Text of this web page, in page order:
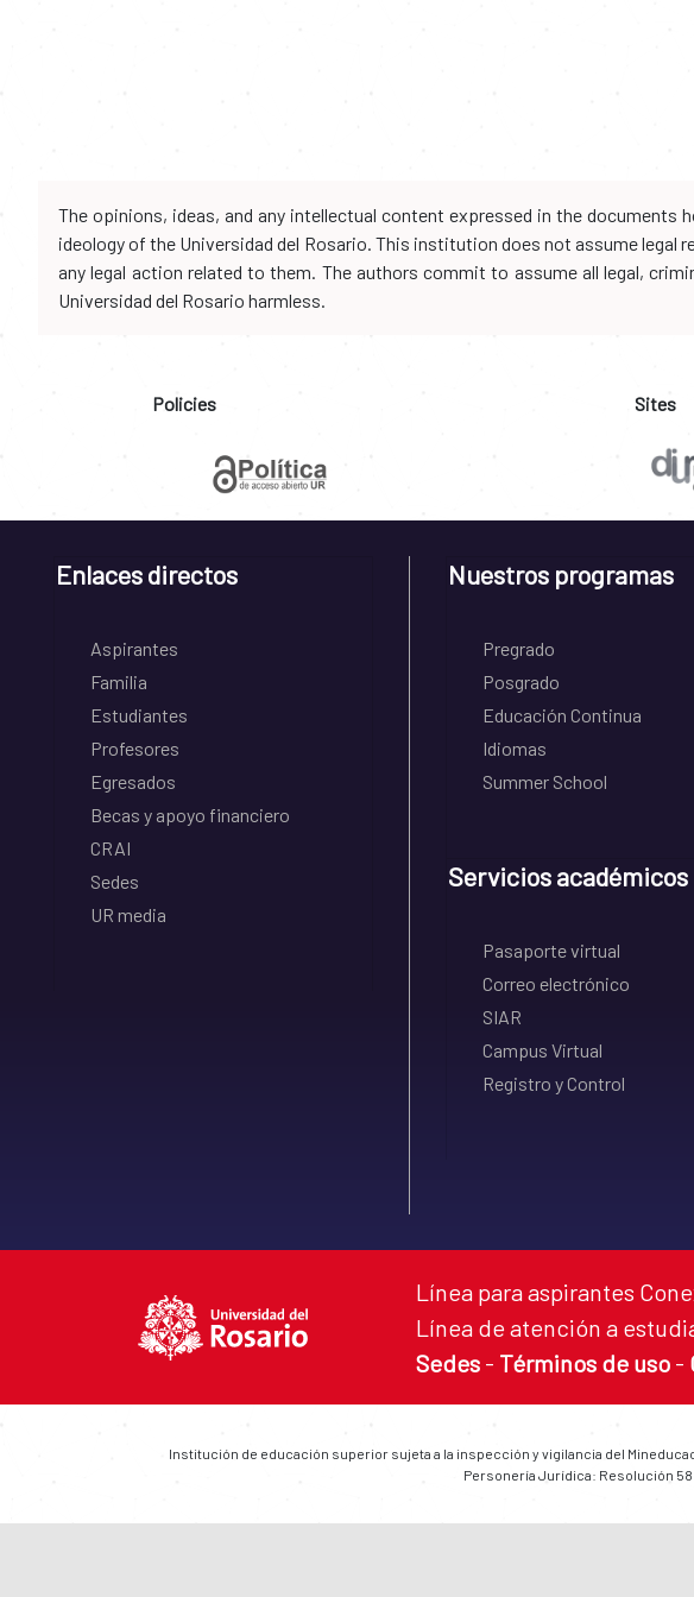
The opinions, ideas, and any intellectual content expressed in the
ideology of the Universidad del Rosario. This institution does not assume
any legal action related to them. The authors commit to assume all legal,
Universidad del Rosario harmless.
Policies Sites
Enlaces directos
Aspirantes
Familia
Estudiantes
Profesores
Egresados
Becas y apoyo financiero
CRAI
Sedes
UR media
Nuestros programas
Pregrado
Posgrado
Educación Continua
Idiomas
Summer School
Servicios académicos
Pasaporte virtual
Correo electrónico
SIAR
Campus Virtual
Registro y Control
Línea para aspirantes
Línea de atención a
Sedes - Términos de uso -
Institución de educación superior sujeta a la inspección y vigilancia del
Personería Jurídica: Resolución 58